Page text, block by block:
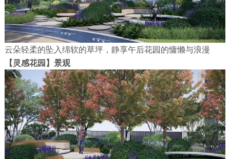
云朵轻柔的坠入绵软的草坪，静享午后花园的慵懒与浪漫
【灵感花园】景观